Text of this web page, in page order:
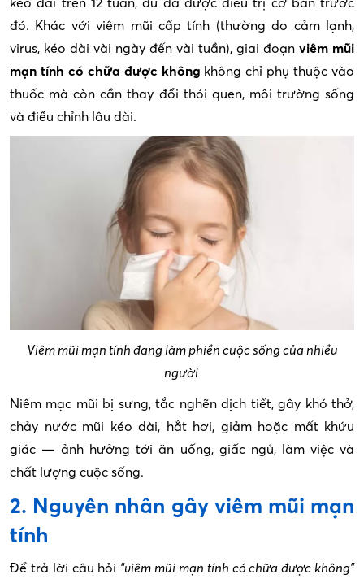
đó. Khác với viêm mũi cấp tính (thường do cảm lạnh,
virus, kéo dài vài ngày đến vài tuần), giai đoạn viêm mũi
mạn tính có chữa được không không chỉ phụ thuộc vào
thuốc mà còn cần thay đổi thói quen, môi trường sống
và điều chỉnh lâu dài.
Viêm mũi mạn tính đang làm phiền cuộc sống của nhiều
người
Niêm mạc mũi bị sưng, tắc nghẽn dịch tiết, gây khó thở,
chảy nước mũi kéo dài, hắt hơi, giảm hoặc mất khứu
giác — ảnh hưởng tới ăn uống, giấc ngủ, làm việc và
chất lượng cuộc sống.
2. Nguyên nhân gây viêm mũi mạn
tính
Để trả lời câu hỏi “viêm mũi mạn tính có chữa được không”